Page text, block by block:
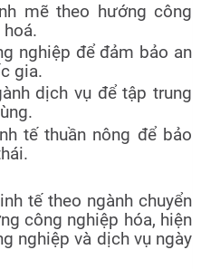
mẽ theo hướng công
nghiệp để đảm bảo an
gia.
dịch vụ để tập trung
tế thuần nông để bảo
tế theo ngành chuyển
công nghiệp hóa, hiện
nghiệp và dịch vụ ngày